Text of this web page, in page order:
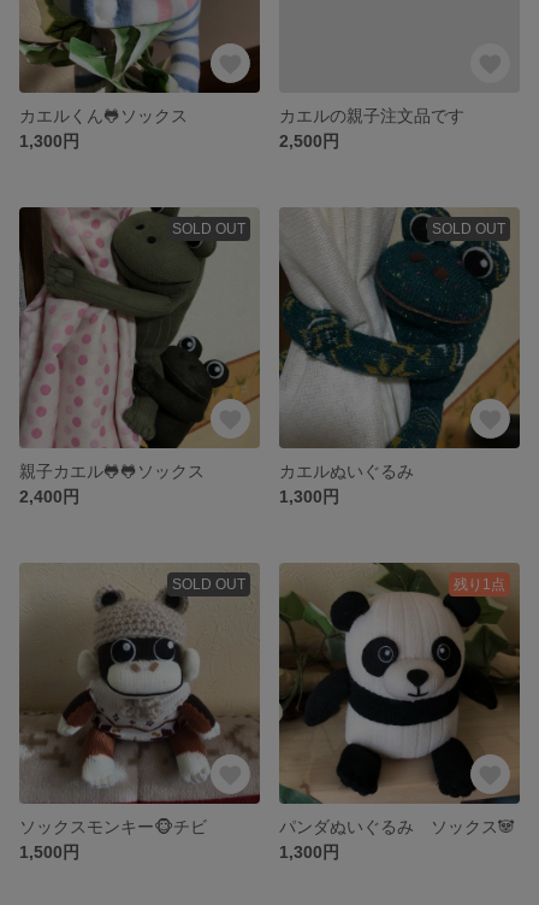
カエルくん🐸ソックス
1,300円
カエルの親子注文品です
2,500円
SOLD OUT
親子カエル🐸🐸ソックス
2,400円
SOLD OUT
カエルぬいぐるみ
1,300円
SOLD OUT
ソックスモンキー🐵チビ
1,500円
残り1点
パンダぬいぐるみ ソックス🐼
1,300円